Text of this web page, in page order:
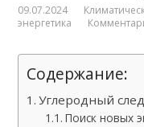
09.07.2024
энергетика
Содержание:
Углеродный
Поиск новых